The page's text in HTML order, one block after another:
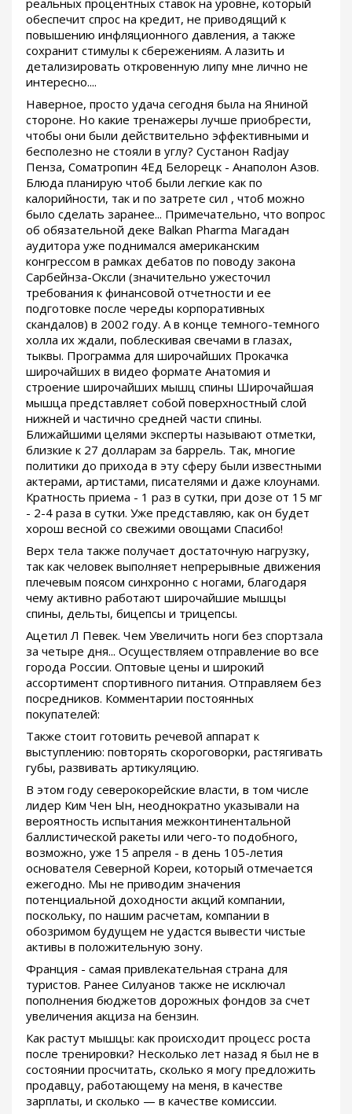
реальных процентных ставок на уровне, который
обеспечит спрос на кредит, не приводящий к
повышению инфляционного давления, а также
сохранит стимулы к сбережениям. А лазить и
детализировать откровенную липу мне лично не
интересно....
Наверное, просто удача сегодня была на Яниной
стороне. Но какие тренажеры лучше приобрести,
чтобы они были действительно эффективными и
бесполезно не стояли в углу? Сустанон Radjay
Пенза, Cоматропин 4Ед Белорецк - Анаполон Азов.
Блюда планирую чтоб были легкие как по
калорийности, так и по затрете сил , чтоб можно
было сделать заранее... Примечательно, что вопрос
об обязательной деке Balkan Pharma Магадан
аудитора уже поднимался американским
конгрессом в рамках дебатов по поводу закона
Сарбейнза-Оксли (значительно ужесточил
требования к финансовой отчетности и ее
подготовке после череды корпоративных
скандалов) в 2002 году. А в конце темного-темного
холла их ждали, поблескивая свечами в глазах,
тыквы. Программа для широчайших Прокачка
широчайших в видео формате Анатомия и
строение широчайших мышц спины Широчайшая
мышца представляет собой поверхностный слой
нижней и частично средней части спины.
Ближайшими целями эксперты называют отметки,
близкие к 27 долларам за баррель. Так, многие
политики до прихода в эту сферу были известными
актерами, артистами, писателями и даже клоунами.
Кратность приема - 1 раз в сутки, при дозе от 15 мг
- 2-4 раза в сутки. Уже представляю, как он будет
хорош весной со свежими овощами Спасибо!
Верх тела также получает достаточную нагрузку,
так как человек выполняет непрерывные движения
плечевым поясом синхронно с ногами, благодаря
чему активно работают широчайшие мышцы
спины, дельты, бицепсы и трицепсы.
Ацетил Л Певек. Чем Увеличить ноги без спортзала
за четыре дня... Осуществляем отправление во все
города России. Оптовые цены и широкий
ассортимент спортивного питания. Отправляем без
посредников. Комментарии постоянных
покупателей:
Также стоит готовить речевой аппарат к
выступлению: повторять скороговорки, растягивать
губы, развивать артикуляцию.
В этом году северокорейские власти, в том числе
лидер Ким Чен Ын, неоднократно указывали на
вероятность испытания межконтинентальной
баллистической ракеты или чего-то подобного,
возможно, уже 15 апреля - в день 105-летия
основателя Северной Кореи, который отмечается
ежегодно. Мы не приводим значения
потенциальной доходности акций компании,
поскольку, по нашим расчетам, компании в
обозримом будущем не удастся вывести чистые
активы в положительную зону.
Франция - самая привлекательная страна для
туристов. Ранее Силуанов также не исключал
пополнения бюджетов дорожных фондов за счет
увеличения акциза на бензин.
Как растут мышцы: как происходит процесс роста
после тренировки? Несколько лет назад я был не в
состоянии просчитать, сколько я могу предложить
продавцу, работающему на меня, в качестве
зарплаты, и сколько — в качестве комиссии.